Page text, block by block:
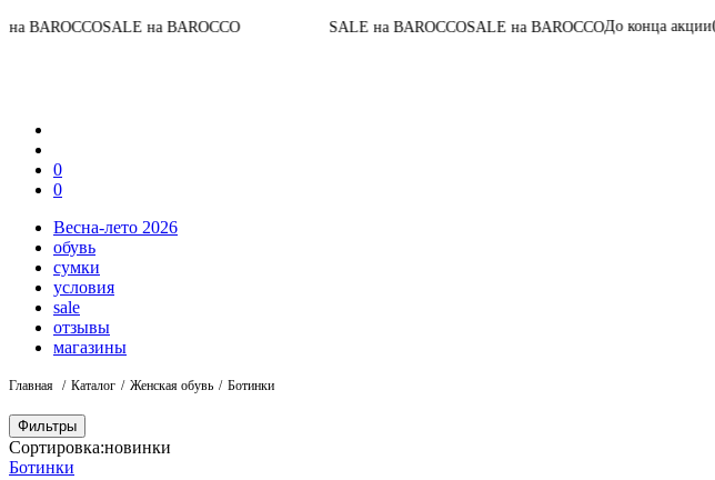
SALE на BAROCCO SALE на BAROCCOSALE на BAROCCOДо конца акции07:07:48:41
0
0
Весна-лето 2026
обувь
сумки
условия
sale
отзывы
магазины
Главная Каталог Женская обувь Ботинки
Фильтры
Сортировка:новинки
Ботинки